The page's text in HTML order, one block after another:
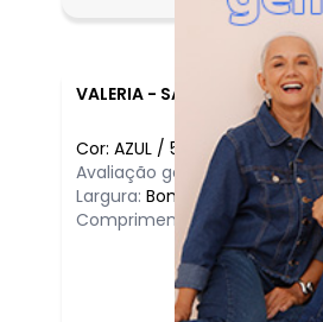
VALERIA - SAO JOAO DE
Cor: AZUL / 50
Avaliação geral do produto:
Largura: Bom
Comprimento: Longo